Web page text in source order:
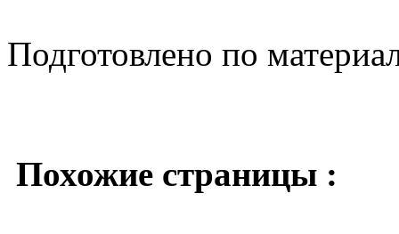
Подготовлено по
Похожие страницы :